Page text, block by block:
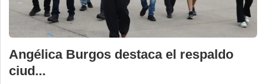
Angélica Burgos destaca el respaldo
ciud...